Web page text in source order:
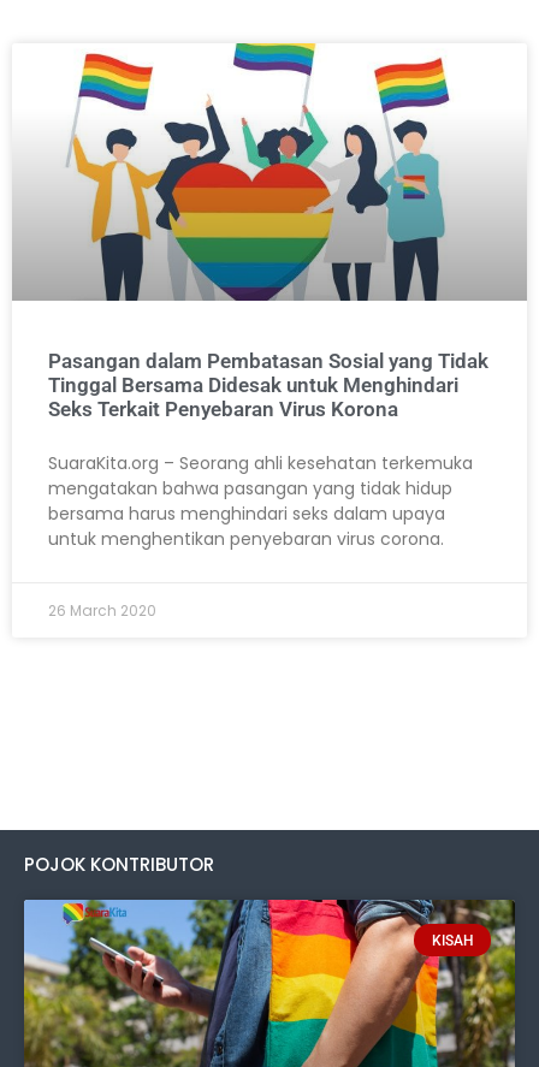
Pasangan dalam Pembatasan Sosial yang Tidak
Tinggal Bersama Didesak untuk Menghindari
Seks Terkait Penyebaran Virus Korona
SuaraKita.org – Seorang ahli kesehatan terkemuka
mengatakan bahwa pasangan yang tidak hidup
bersama harus menghindari seks dalam upaya
untuk menghentikan penyebaran virus corona.
26 March 2020
POJOK KONTRIBUTOR
KISAH